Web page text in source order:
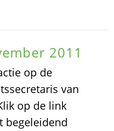
2011
op de
van
op de link
begeleidend